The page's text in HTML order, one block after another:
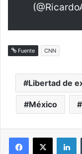
Fuente CNN
Libertad de
México